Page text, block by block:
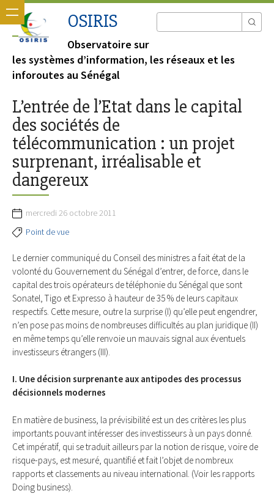
OSIRIS
Observatoire sur
les systèmes d’information, les réseaux et les
inforoutes au Sénégal
L’entrée de l’Etat dans le capital
des sociétés de
télécommunication : un projet
surprenant, irréalisable et
dangereux
mercredi 26 octobre 2011
Point de vue
Le dernier communiqué du Conseil des ministres a fait état de la
volonté du Gouvernement du Sénégal d’entrer, de force, dans le
capital des trois opérateurs de téléphonie du Sénégal que sont
Sonatel, Tigo et Expresso à hauteur de 35 % de leurs capitaux
respectifs. Cette mesure, outre la surprise (I) qu’elle peut engendrer,
n’en pose pas moins de nombreuses difficultés au plan juridique (II)
en même temps qu’elle renvoie un mauvais signal aux éventuels
investisseurs étrangers (III).
I. Une décision surprenante aux antipodes des processus
décisionnels modernes
En matière de business, la prévisibilité est un des critères les plus
importants pouvant intéresser des investisseurs à un pays donné.
Cet impératif, qui se traduit ailleurs par la notion de risque, voire de
risque-pays, est mesuré, quantifié et fait l’objet de nombreux
rapports et classements au niveau international. (Voir les rapports
Doing business).